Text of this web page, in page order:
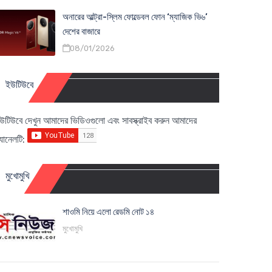
অনারের আল্ট্রা-স্লিম ফোল্ডেবল ফোন ‘ম্যাজিক ভি৬’
দেশের বাজারে
08/01/2026
ইউটিউবে
দেখুন আমাদের ভিডিওগুলো এবং সাবস্ক্রাইব করুন আমাদের
মুখোমুখি
শাওমি নিয়ে এলো রেডমি নোট ১৪
মুখোমুখি